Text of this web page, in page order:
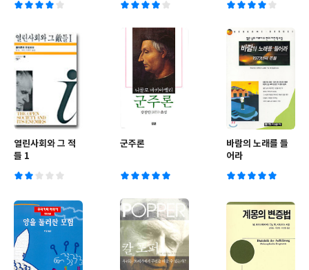
열린사회와 그 적
들 1
군주론
바람의 노래를 들
어라